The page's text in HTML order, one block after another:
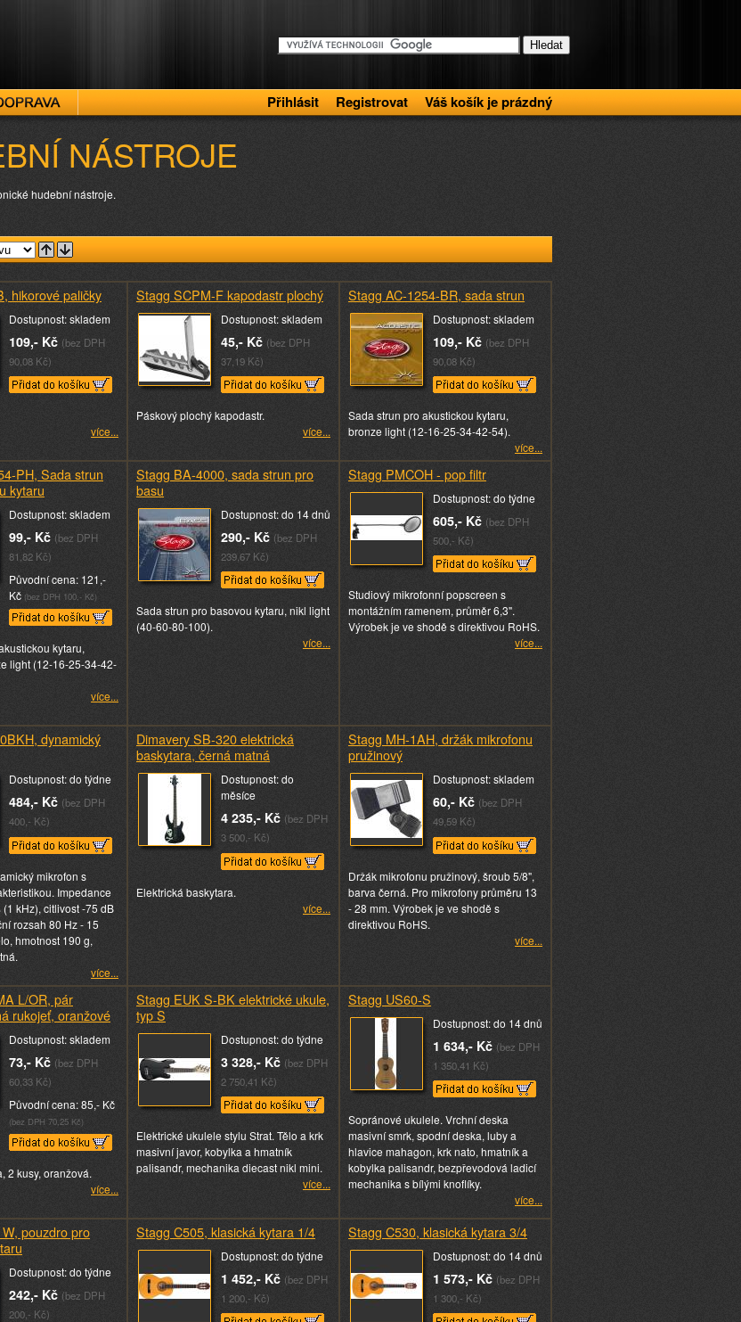
Přihlásit Registrovat Váš košík je prázdný
NÁSTROJE
hudební nástroje.
hikorové paličky
Dostupnost: skladem
109,- Kč (bez DPH
90,08 Kč)
více...
Stagg SCPM-F kapodastr plochý
Dostupnost: skladem
45,- Kč (bez DPH
37,19 Kč)
Páskový plochý kapodastr.
více...
Stagg AC-1254-BR, sada strun
Dostupnost: skladem
109,- Kč (bez DPH
90,08 Kč)
Sada strun pro akustickou kytaru,
bronze light (12-16-25-34-42-54).
více...
PH, Sada strun
kytaru
Dostupnost: skladem
99,- Kč (bez DPH
81,82 Kč)
Původní cena: 121,-
Kč (bez DPH 100,- Kč)
kytaru,
light (12-16-25-34-42-
více...
Stagg BA-4000, sada strun pro
basu
Dostupnost: do 14 dnů
290,- Kč (bez DPH
239,67 Kč)
Sada strun pro basovou kytaru, nikl light
(40-60-80-100).
více...
Stagg PMCOH - pop filtr
Dostupnost: do týdne
605,- Kč (bez DPH
500,- Kč)
Studiový mikrofonní popscreen s
montážním ramenem, průměr 6,3".
Výrobek je ve shodě s direktivou RoHS.
více...
dynamický
Dostupnost: do týdne
484,- Kč (bez DPH
400,- Kč)
mikrofon s
Impedance
kHz), citlivost -75 dB
rozsah 80 Hz - 15
hmotnost 190 g,
více...
Dimavery SB-320 elektrická
baskytara, černá matná
Dostupnost: do
měsíce
4 235,- Kč (bez DPH
3 500,- Kč)
Elektrická baskytara.
více...
Stagg MH-1AH, držák mikrofonu
pružinový
Dostupnost: skladem
60,- Kč (bez DPH
49,59 Kč)
Držák mikrofonu pružinový, šroub 5/8",
barva černá. Pro mikrofony průměru 13
- 28 mm. Výrobek je ve shodě s
direktivou RoHS.
více...
L/OR, pár
rukojeť, oranžové
Dostupnost: skladem
73,- Kč (bez DPH
60,33 Kč)
Původní cena: 85,- Kč
(bez DPH 70,25 Kč)
2 kusy, oranžová.
více...
Stagg EUK S-BK elektrické ukule,
typ S
Dostupnost: do týdne
3 328,- Kč (bez DPH
2 750,41 Kč)
Elektrické ukulele stylu Strat. Tělo a krk
masivní javor, kobylka a hmatník
palisandr, mechanika diecast nikl mini.
více...
Stagg US60-S
Dostupnost: do 14 dnů
1 634,- Kč (bez DPH
1 350,41 Kč)
Sopránové ukulele. Vrchní deska
masivní smrk, spodní deska, luby a
hlavice mahagon, krk nato, hmatník a
kobylka palisandr, bezpřevodová ladicí
mechanika s bílými knoflíky.
více...
pouzdro pro
Dostupnost: do týdne
242,- Kč (bez DPH
200,- Kč)
Stagg C505, klasická kytara 1/4
Dostupnost: do týdne
1 452,- Kč (bez DPH
1 200,- Kč)
Stagg C530, klasická kytara 3/4
Dostupnost: do 14 dnů
1 573,- Kč (bez DPH
1 300,- Kč)